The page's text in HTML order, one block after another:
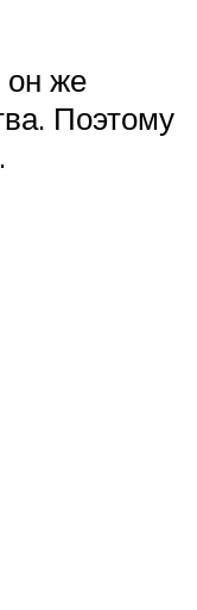
он же
Поэтому